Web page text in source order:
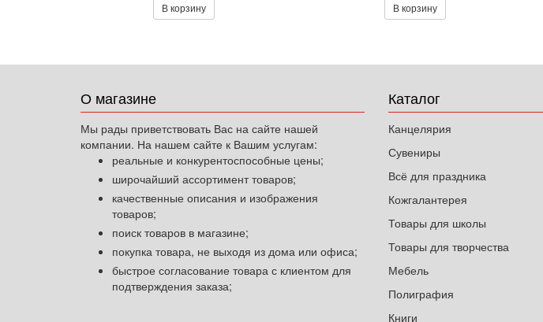
В корзину
В корзину
О магазине
Мы рады приветствовать Вас на сайте нашей
компании. На нашем сайте к Вашим услугам:
реальные и конкурентоспособные цены;
широчайший ассортимент товаров;
качественные описания и изображения
товаров;
поиск товаров в магазине;
покупка товара, не выходя из дома или офиса;
быстрое согласование товара с клиентом для
подтверждения заказа;
Каталог
Канцелярия
Сувениры
Всё для праздника
Кожгалантерея
Товары для школы
Товары для творчества
Мебель
Полиграфия
Книги